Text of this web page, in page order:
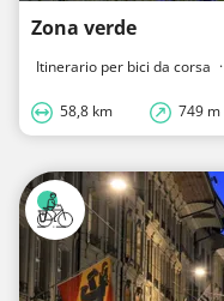
Zona verde
Itinerario per bici da corsa ·
58,8 km 749 m